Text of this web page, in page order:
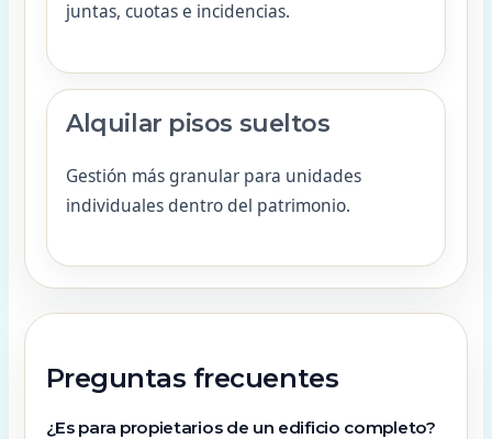
juntas, cuotas e incidencias.
Alquilar pisos sueltos
Gestión más granular para unidades
individuales dentro del patrimonio.
Preguntas frecuentes
¿Es para propietarios de un edificio completo?